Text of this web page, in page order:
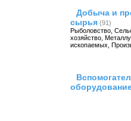
Добыча и
сырья (91)
Рыболовство
хозяйство
ископаемых